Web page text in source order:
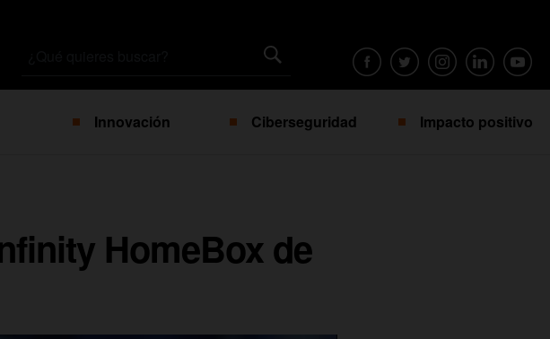
Innovación Ciberseguridad Impacto positivo
HomeBox de